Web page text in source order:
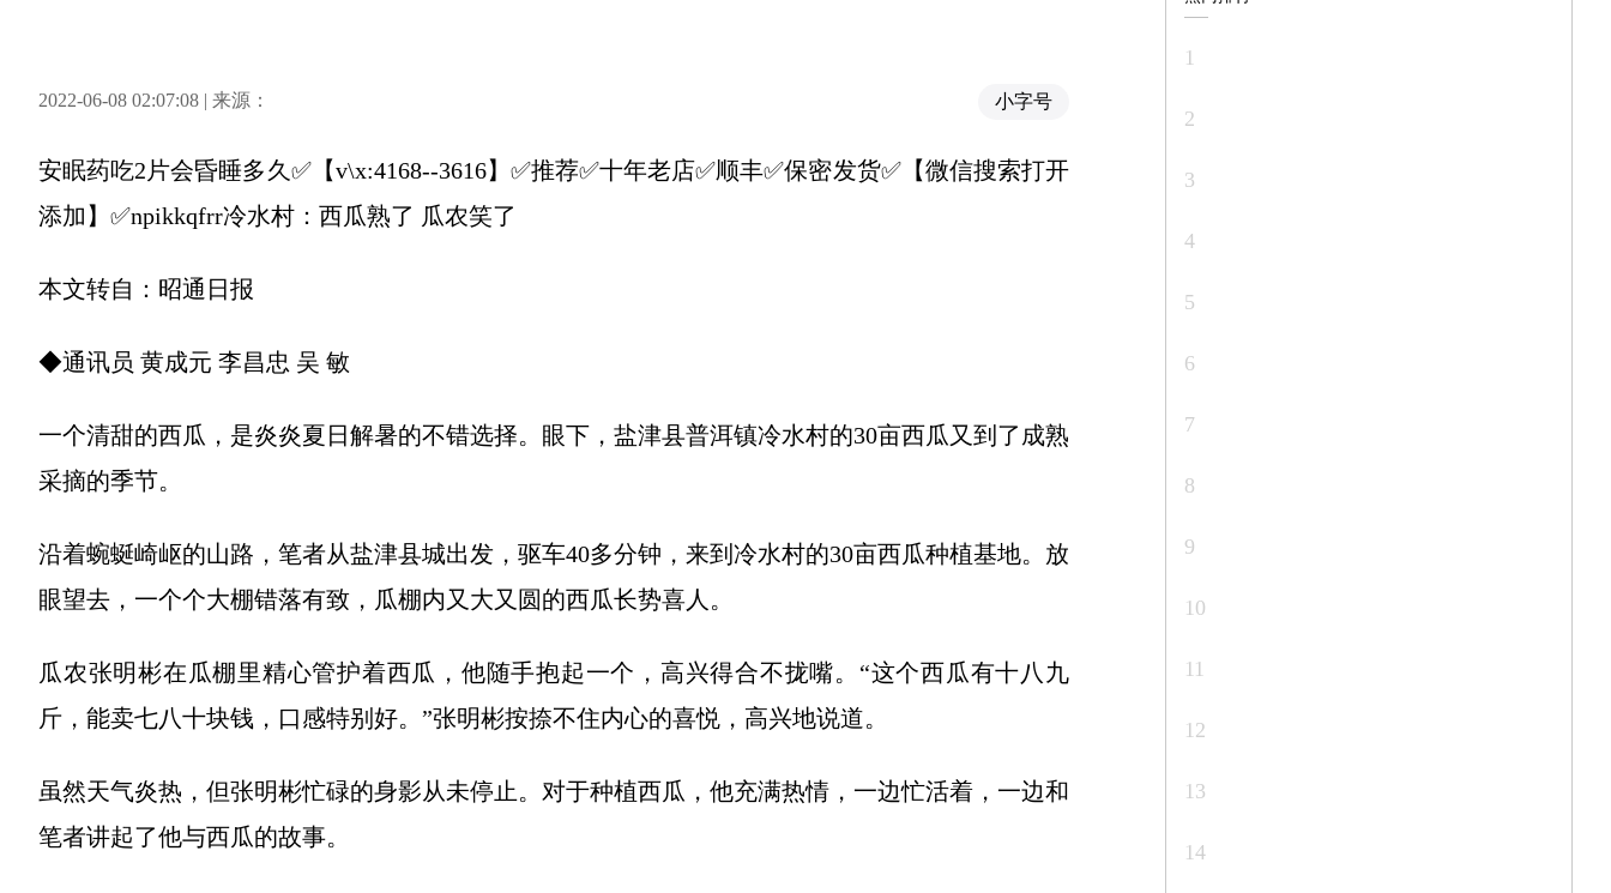
2022-06-08 02:07:08 | 来源： 小字号
安眠药吃2片会昏睡多久✅【v\x:4168--3616】✅推荐✅十年老店✅顺丰✅保密发货✅【微信搜索打开
添加】✅npikkqfrr冷水村：西瓜熟了 瓜农笑了
本文转自：昭通日报
◆通讯员 黄成元 李昌忠 吴 敏
一个清甜的西瓜，是炎炎夏日解暑的不错选择。眼下，盐津县普洱镇冷水村的30亩西瓜又到了成熟
采摘的季节。
沿着蜿蜒崎岖的山路，笔者从盐津县城出发，驱车40多分钟，来到冷水村的30亩西瓜种植基地。放
眼望去，一个个大棚错落有致，瓜棚内又大又圆的西瓜长势喜人。
瓜农张明彬在瓜棚里精心管护着西瓜，他随手抱起一个，高兴得合不拢嘴。“这个西瓜有十八九
斤，能卖七八十块钱，口感特别好。”张明彬按捺不住内心的喜悦，高兴地说道。
虽然天气炎热，但张明彬忙碌的身影从未停止。对于种植西瓜，他充满热情，一边忙活着，一边和
笔者讲起了他与西瓜的故事。
1
2
3
4
5
6
7
8
9
10
11
12
13
14